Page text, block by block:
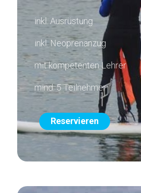
inkl. Ausrüstung
inkl. Neoprenanzug
mit kompetenten Lehrer
mind. 5 Teilnehmer
Reservieren